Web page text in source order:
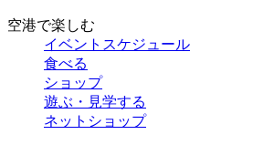
空港で楽しむ
イベントスケジュール
食べる
ショップ
遊ぶ・見学する
ネットショップ